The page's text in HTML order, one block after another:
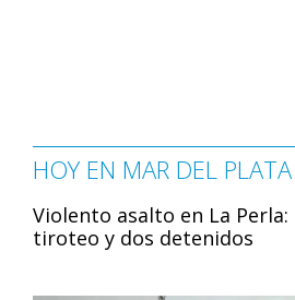
HOY EN MAR DEL PLATA
Violento asalto en La
tiroteo y dos detenidos